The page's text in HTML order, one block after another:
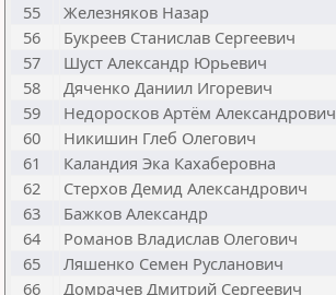
55
Железняков Назар
56
Букреев Станислав Сергеевич
57
Шуст Александр Юрьевич
58
Дяченко Даниил Игоревич
59
Недоросков Артём Александрович
60
Никишин Глеб Олегович
61
Каландия Эка Кахаберовна
62
Стерхов Демид Александрович
63
Бажков Александр
64
Романов Владислав Олегович
65
Ляшенко Семен Русланович
66
Домрачев Дмитрий Сергеевич